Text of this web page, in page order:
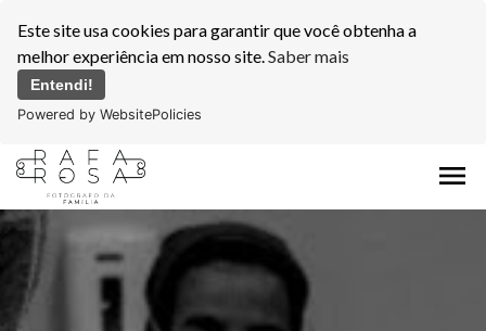
Este site usa cookies para garantir que você obtenha a
melhor experiência em nosso site.Saber mais
Entendi!
Powered by WebsitePolicies
menu